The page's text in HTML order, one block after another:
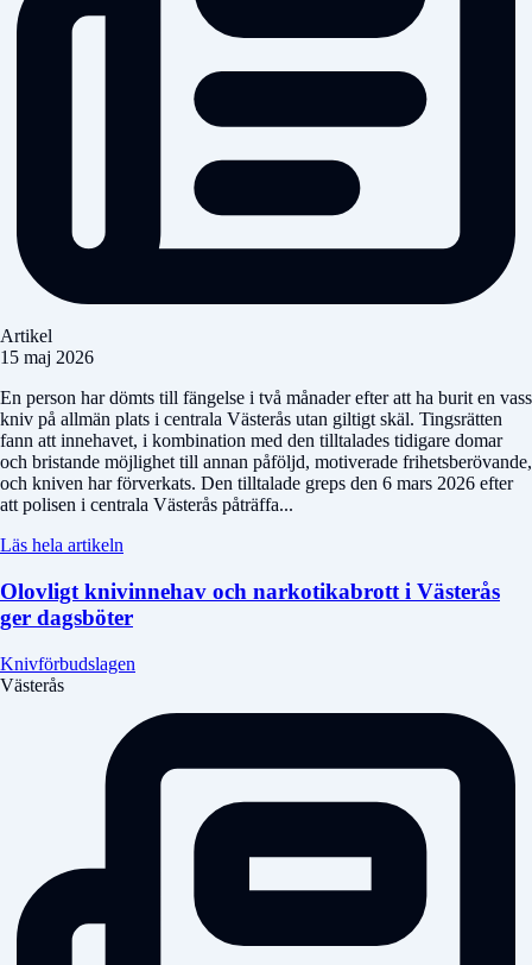
Artikel
15 maj 2026
En person har dömts till fängelse i två månader efter att ha burit en vass
kniv på allmän plats i centrala Västerås utan giltigt skäl. Tingsrätten
fann att innehavet, i kombination med den tilltalades tidigare domar
och bristande möjlighet till annan påföljd, motiverade frihetsberövande,
och kniven har förverkats. Den tilltalade greps den 6 mars 2026 efter
att polisen i centrala Västerås påträffa...
Läs hela artikeln
Olovligt knivinnehav och narkotikabrott i Västerås
ger dagsböter
Knivförbudslagen
Västerås